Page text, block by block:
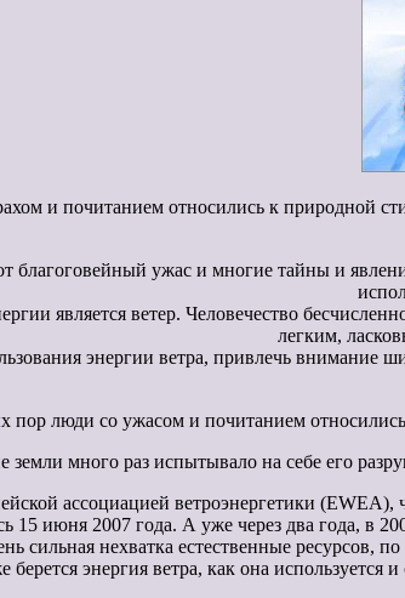
и почитанием относились к природной
благоговейный ужас и многие тайны и
является ветер. Человечество
легким,
энергии ветра, привлечь внимание
пор люди со ужасом и почитанием
земли много раз испытывало на себе его
ассоциацией ветроэнергетики
15 июня 2007 года. А уже через два года, в
сильная нехватка естественные ресурсов,
энергия ветра, как она используется